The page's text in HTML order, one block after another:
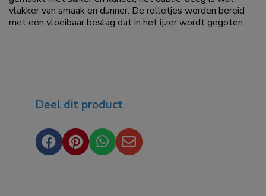
vlakker van smaak en dunner. De rolletjes worden bereid
met een vloeibaar beslag dat in het ijzer wordt gegoten.
Deel dit product
   